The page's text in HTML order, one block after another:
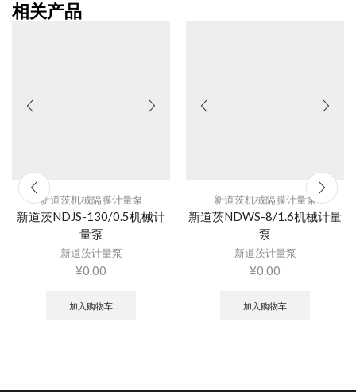
相关产品
新道茨机械隔膜计量泵
新道茨NDJS-130/0.5机械计
量泵
新道茨计量泵
¥0.00
加入购物车
新道茨机械隔膜计量泵
新道茨NDWS-8/1.6机械计量
泵
新道茨计量泵
¥0.00
加入购物车